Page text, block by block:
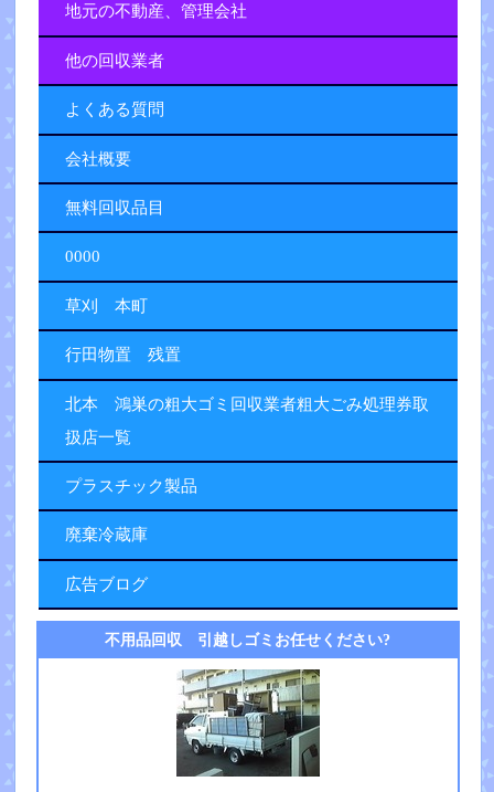
地元の不動産、管理会社
他の回収業者
よくある質問
会社概要
無料回収品目
0000
草刈 本町
行田物置 残置
北本 鴻巣の粗大ゴミ回収業者粗大ごみ処理券取
扱店一覧
プラスチック製品
廃棄冷蔵庫
広告ブログ
不用品回収 引越しゴミお任せください?